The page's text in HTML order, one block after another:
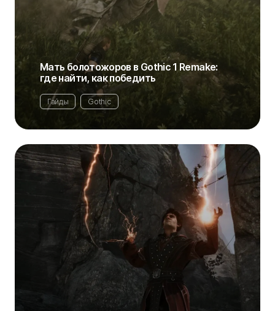
Мать болотожоров в Gothic 1 Remake:
где найти, как победить
Гайды Gothic